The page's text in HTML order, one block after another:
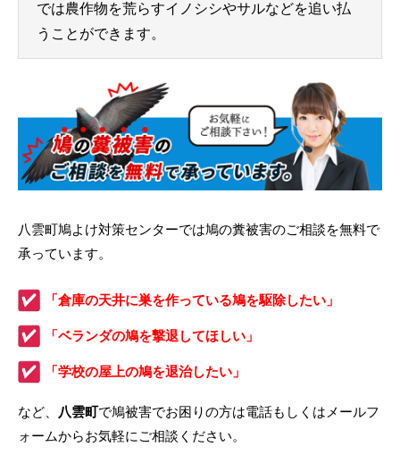
では農作物を荒らすイノシシやサルなどを追い払
うことができます。
八雲町鳩よけ対策センターでは鳩の糞被害のご相談を無料で
承っています。
「倉庫の天井に巣を作っている鳩を駆除したい」
「ベランダの鳩を撃退してほしい」
「学校の屋上の鳩を退治したい」
など、 八雲町で鳩被害でお困りの方は電話もしくはメールフ
ォームからお気軽にご相談ください。